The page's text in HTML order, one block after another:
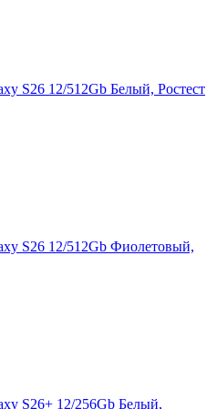
S26 12/512Gb Белый, Ростест
S26 12/512Gb Фиолетовый,
S26+ 12/256Gb Белый,